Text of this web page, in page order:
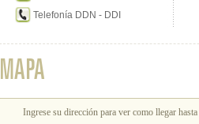
Telefonía DDN - DDI
MAPA
Ingrese su dirección para ver como llegar hasta